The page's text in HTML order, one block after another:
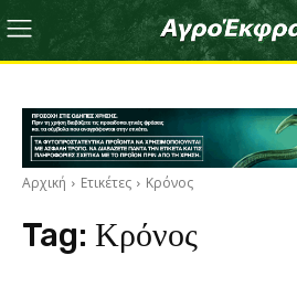
Αρχική Ετικέτες Κρόνος
Tag: Κρόνος